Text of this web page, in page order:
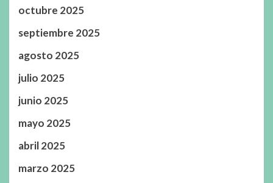
octubre 2025
septiembre 2025
agosto 2025
julio 2025
junio 2025
mayo 2025
abril 2025
marzo 2025